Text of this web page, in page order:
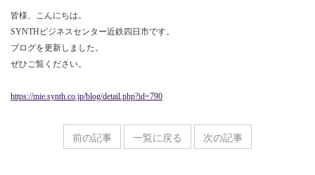
皆様、こんにちは。
SYNTHビジネスセンター近鉄四日市です。
ブログを更新しました。
ぜひご覧ください。
https://mie.synth.co.jp/blog/detail.php?id=790
前の記事 一覧に戻る 次の記事